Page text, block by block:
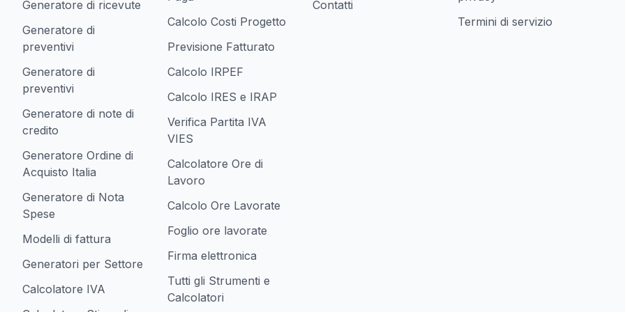
Generatore di ricevute
Generatore di
preventivi
Generatore di
preventivi
Generatore di note di
credito
Generatore Ordine di
Acquisto Italia
Generatore di Nota
Spese
Modelli di fattura
Generatori per Settore
Calcolatore IVA
Calcolo Costi Progetto
Previsione Fatturato
Calcolo IRPEF
Calcolo IRES e IRAP
Verifica Partita IVA
VIES
Calcolatore Ore di
Lavoro
Calcolo Ore Lavorate
Foglio ore lavorate
Firma elettronica
Tutti gli Strumenti e
Calcolatori
Contatti
Termini di servizio